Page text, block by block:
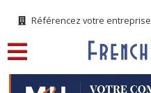
Référencez votre entreprise